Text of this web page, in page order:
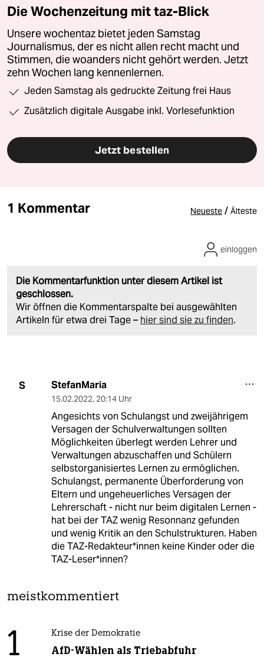
Die Wochenzeitung mit taz-Blick
Unsere wochentaz bietet jeden Samstag
Journalismus, der es nicht allen recht macht und
Stimmen, die woanders nicht gehört werden. Jetzt
zehn Wochen lang kennenlernen.
Jeden Samstag als gedruckte Zeitung frei Haus
Zusätzlich digitale Ausgabe inkl. Vorlesefunktion
Jetzt bestellen
1 Kommentar Neueste / Älteste
Die Kommentarfunktion unter diesem Artikel ist
geschlossen.
Wir öffnen die Kommentarspalte bei ausgewählten
Artikeln für etwa drei Tage – hier sind sie zu finden.
einloggen
S StefanMaria
15.02.2022, 20:14 Uhr
Angesichts von Schulangst und zweijährigem
Versagen der Schulverwaltungen sollten
Möglichkeiten überlegt werden Lehrer und
Verwaltungen abzuschaffen und Schülern
selbstorganisiertes Lernen zu ermöglichen.
Schulangst, permanente Überforderung von
Eltern und ungeheuerliches Versagen der
Lehrerschaft - nicht nur beim digitalen Lernen -
hat bei der TAZ wenig Resonnanz gefunden
und wenig Kritik an den Schulstrukturen. Haben
die TAZ-Redakteur*innen keine Kinder oder die
TAZ-Leser*innen?
meistkommentiert
1 Krise der Demokratie
AfD-Wählen als Triebabfuhr